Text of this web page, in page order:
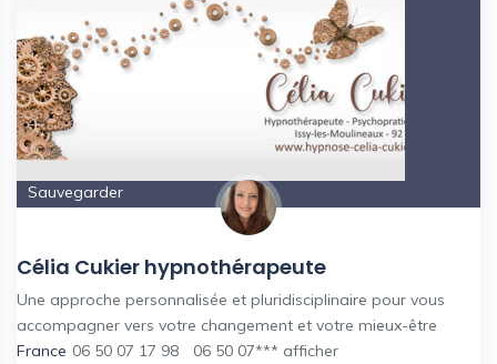
Sauvegarder
Célia Cukier hypnothérapeute
Une approche personnalisée et pluridisciplinaire pour vous
accompagner vers votre changement et votre mieux-être
France 06 50 07 17 98 06 50 07*** afficher